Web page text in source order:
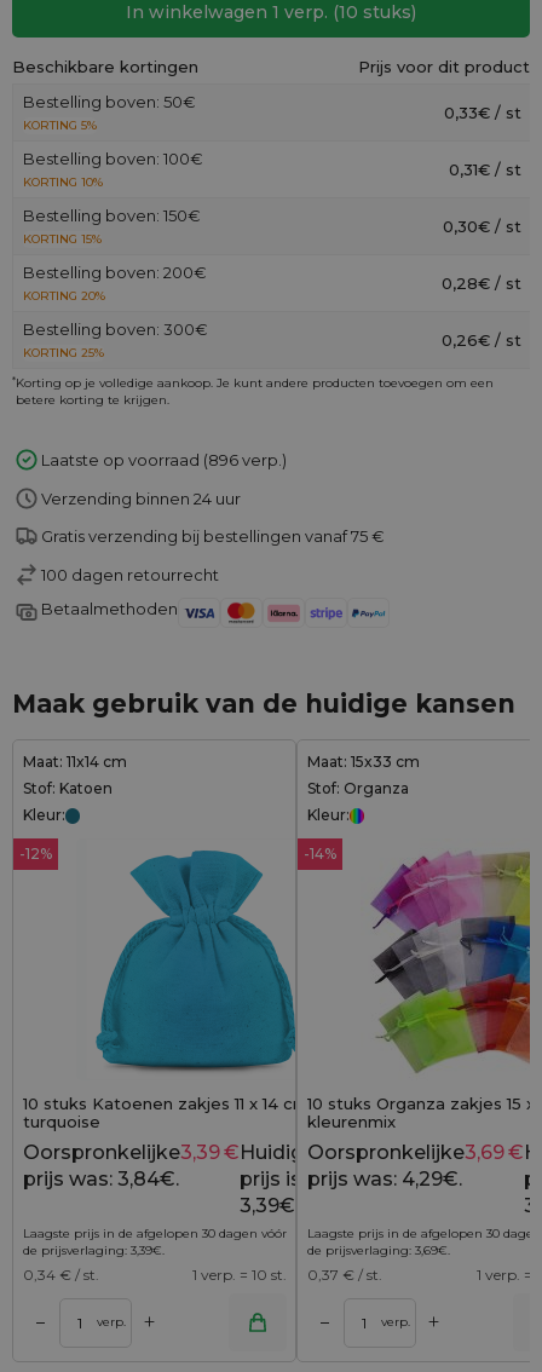
In winkelwagen 1 verp. (10 stuks)
Beschikbare kortingen
Prijs voor dit product
Bestelling boven: 50€
KORTING 5%
0,33€ / st
Bestelling boven: 100€
KORTING 10%
0,31€ / st
Bestelling boven: 150€
KORTING 15%
0,30€ / st
Bestelling boven: 200€
KORTING 20%
0,28€ / st
Bestelling boven: 300€
KORTING 25%
0,26€ / st
*Korting op je volledige aankoop. Je kunt andere producten toevoegen om een
betere korting te krijgen.
Laatste op voorraad (896 verp.)
Verzending binnen 24 uur
Gratis verzending bij bestellingen vanaf 75 €
100 dagen retourrecht
Betaalmethoden
Maak gebruik van de huidige kansen
Maat: 11x14 cm
Stof: Katoen
Kleur:
-12%
10 stuks Katoenen zakjes 11 x 14 cm -
turquoise
3,84 €
Oorspronkelijke
prijs was: 3,84€.
3,39€Huidige
prijs is:
3,39€.
Laagste prijs in de afgelopen 30 dagen vóór
de prijsverlaging: 3,39€
0,34 € / st. 1 verp. = 10 st.
– verp. +
Maat: 15x33 cm
Stof: Organza
Kleur:
-14%
10 stuks Organza zakjes 15 x
kleurenmix
Oorspronkelijke
prijs was: 4,29€.
3,69€
Laagste prijs in de afgelopen 30
de prijsverlaging: 3,69€
0,37 € / st. 1 verp. =
– verp. +
Toevoegen aan winkelwagen Toevoegen aan